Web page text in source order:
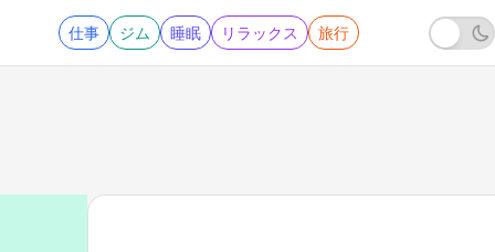
仕事 ジム 睡眠 リラックス 旅行